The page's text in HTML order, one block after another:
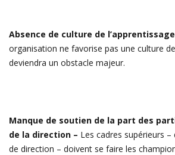
Absence de culture de
organisation ne favorise pas une culture
deviendra un obstacle majeur.
Manque de soutien de la part des
de la direction – Les cadres supérieurs –
de direction – doivent se faire les